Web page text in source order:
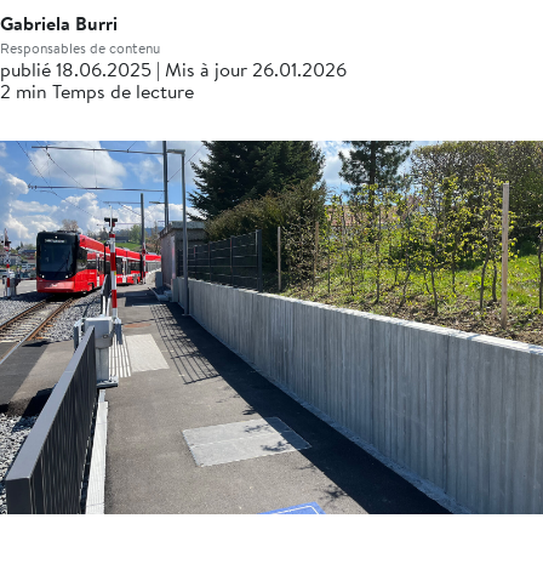
Gabriela Burri
Responsables de contenu
publié 18.06.2025 | Mis à jour 26.01.2026
2 min Temps de lecture